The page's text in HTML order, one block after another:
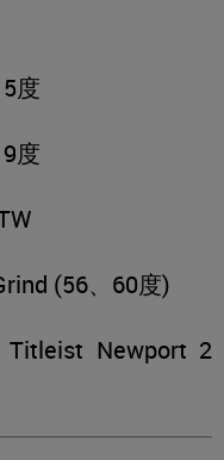
度
度
(56、60度)
Newport 2